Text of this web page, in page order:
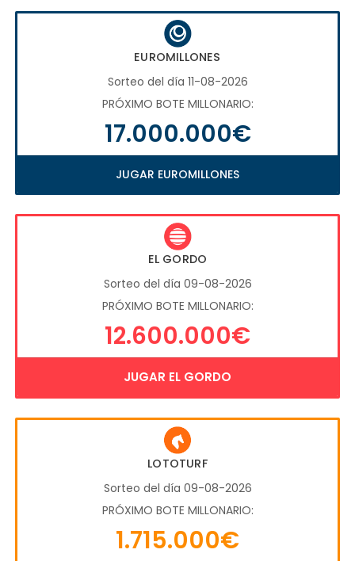
EUROMILLONES
Sorteo del día 11-08-2026
PRÓXIMO BOTE MILLONARIO:
17.000.000€
JUGAR EUROMILLONES
EL GORDO
Sorteo del día 09-08-2026
PRÓXIMO BOTE MILLONARIO:
12.600.000€
JUGAR EL GORDO
LOTOTURF
Sorteo del día 09-08-2026
PRÓXIMO BOTE MILLONARIO:
1.715.000€